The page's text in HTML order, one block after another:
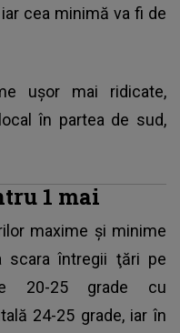
cea minimă va fi de
ușor mai ridicate,
în partea de sud,
1 mai
maxime şi minime
întregii ţări pe
20-25 grade cu
24-25 grade, iar în